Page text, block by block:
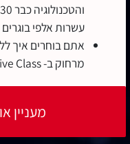
עשרות אלפי בוגרים
אתם בוחרים איך
מרחוק ב- Live Class או בלמידה עצמית
מעניין